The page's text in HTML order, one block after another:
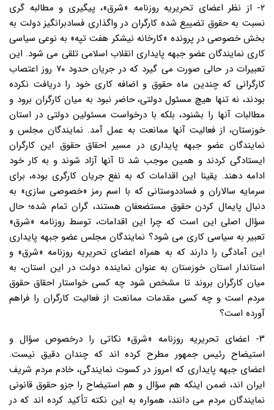
۲- از نظر اعضای تحریریه روزنامه «شرق»، پیگیری و مطالبه گری
نسبت به حقوق تضییع شده کارگران در واگذاری فسادبرانگیز دولت به
بخش خصوصی در پرونده «کارخانه نیشکر هفت تپه» به نوعی سیاسی
کاری نمایندگان عضو جبهه پایداری انقلاب اسلامی تلقی می شود. این
تعبیرات در حالی صورت می گیرد که در جریان حدود ۷۰ روز اعتصاب
کارگرانی که چندین ماه حقوق و اضافه کاری خود را دریافت نکرده
بودند، نه تنها هیچ مسئول دولتی، حاضر نبود به میان کارگران برود و
مطالبات آنها را بشنود، بلکه با درخواست مسئولین دولتی در استان
خوزستان، از فعالیت آنها ممانعت به عمل آمد. نمایندگان مجلس و
نمایندگان عضو جبهه پایداری در مسیر احقاق حقوق این کارگران
ایستادگی کردند و همین موجب شد تا آنها آزاد شوند و به کار خود
ادامه دهند. یقینا این اقدامات که به نفع جریان کارگری بوده، برای
سرمایه سالاران و فساددوستانی که با اسم رمز «خصوصی سازی» به
دنبال پایمال کردن حقوق مستضعفان هستند، گران تمام شده؛ حال
سؤال اصلی این است که چرا این اقدامات، توسط روزنامه «شرق»
تعبیر به سیاسی کاری می شود؟ نمایندگان مجلس عضو جبهه پایداری
این آمادگی را دارند که به همراه اعضای تحریریه روزنامه «شرق» و
استاندار استان خوزستان به عنوان نماینده دولت در این استان، به
میان کارگران بروند تا مشخص شود چه کسی خواستار احقاق حقوق
مردم است و چه کسی مقدمات ممانعت از فعالیت کارگران را فراهم
آورده است؟
۳- اعضای تحریریه روزنامه «شرق» نکاتی را درخصوص سؤال و
استیضاح رئیس جمهور مطرح کرده اند که چندان دقیق نیست.
اعضای جبهه پایداری که امروز در کسوت نمایندگی، خادم مردم شریف
ایران اند، ضمن اینکه هم سؤال و هم استیضاح را جزو حقوق قانونی
نمایندگان مردم می دانند، همواره به این نکته تأکید کرده اند که در